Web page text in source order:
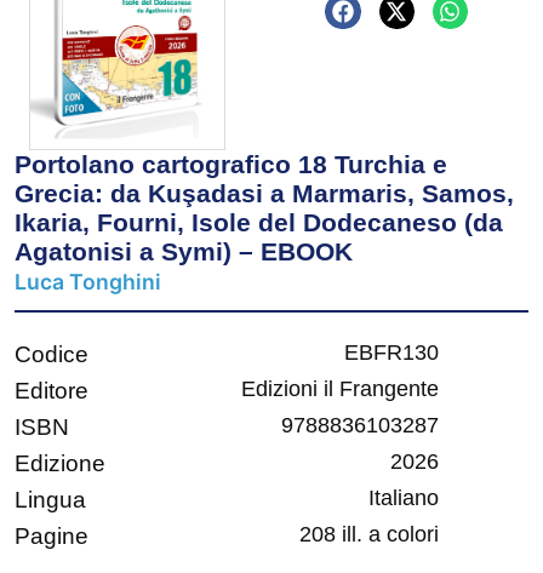
Portolano cartografico 18 Turchia e
Grecia: da Kuşadasi a Marmaris, Samos,
Ikaria, Fourni, Isole del Dodecaneso (da
Agatonisi a Symi) – EBOOK
Luca Tonghini
Codice EBFR130
Editore Edizioni il Frangente
ISBN 9788836103287
Edizione 2026
Lingua Italiano
Pagine 208 ill. a colori